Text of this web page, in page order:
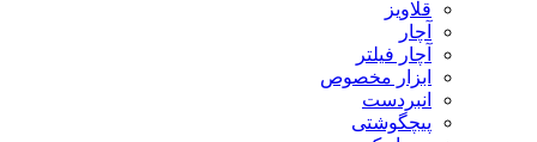
قلاویز
آچار
آچار فیلتر
ابزار مخصوص
انبردست
پیچگوشتی